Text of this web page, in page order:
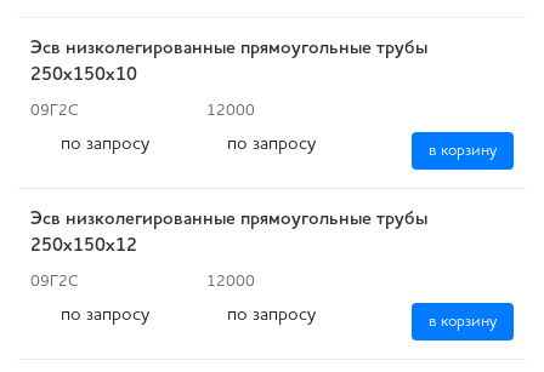
Эсв низколегированные прямоугольные трубы
250x150x10
09Г2С 12000
по запросу по запросу в корзину
Эсв низколегированные прямоугольные трубы
250x150x12
09Г2С 12000
по запросу по запросу в корзину